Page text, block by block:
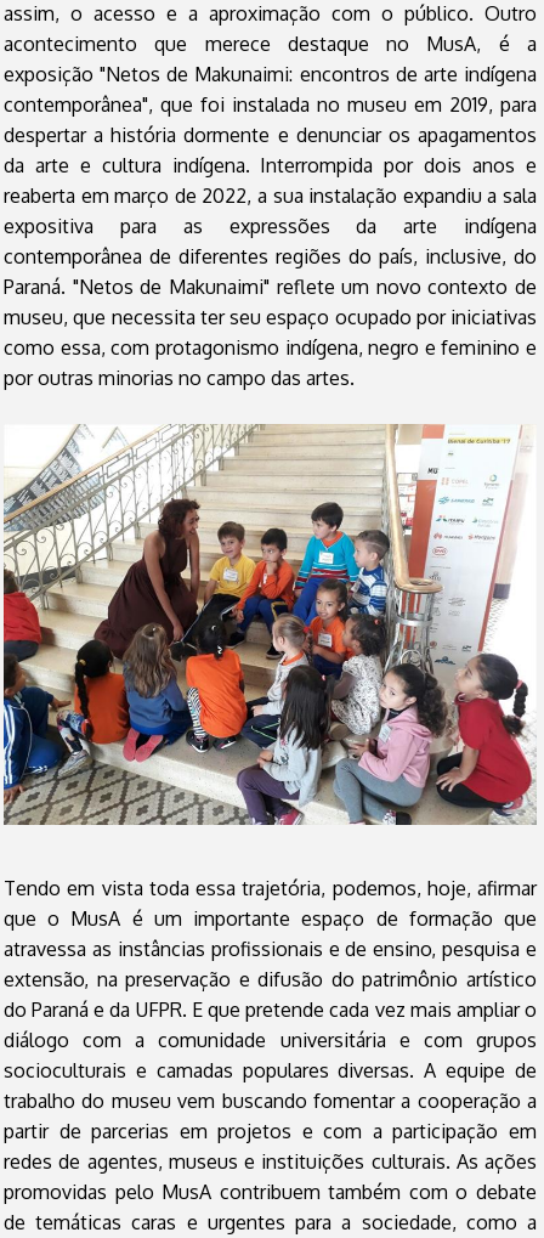
assim, o acesso e a aproximação com o público. Outro
acontecimento que merece destaque no MusA, é a
exposição "Netos de Makunaimi: encontros de arte indígena
contemporânea", que foi instalada no museu em 2019, para
despertar a história dormente e denunciar os apagamentos
da arte e cultura indígena. Interrompida por dois anos e
reaberta em março de 2022, a sua instalação expandiu a sala
expositiva para as expressões da arte indígena
contemporânea de diferentes regiões do país, inclusive, do
Paraná. "Netos de Makunaimi" reflete um novo contexto de
museu, que necessita ter seu espaço ocupado por iniciativas
como essa, com protagonismo indígena, negro e feminino e
por outras minorias no campo das artes.
Tendo em vista toda essa trajetória, podemos, hoje, afirmar
que o MusA é um importante espaço de formação que
atravessa as instâncias profissionais e de ensino, pesquisa e
extensão, na preservação e difusão do patrimônio artístico
do Paraná e da UFPR. E que pretende cada vez mais ampliar o
diálogo com a comunidade universitária e com grupos
socioculturais e camadas populares diversas. A equipe de
trabalho do museu vem buscando fomentar a cooperação a
partir de parcerias em projetos e com a participação em
redes de agentes, museus e instituições culturais. As ações
promovidas pelo MusA contribuem também com o debate
de temáticas caras e urgentes para a sociedade, como a